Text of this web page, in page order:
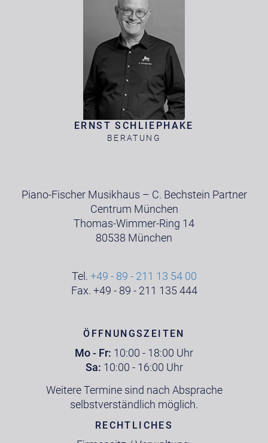
ERNST SCHLIEPHAKE
BERATUNG
Piano-Fischer Musikhaus – C. Bechstein Partner
Centrum München
Thomas-Wimmer-Ring 14
80538 München
Tel. +49 - 89 - 211 13 54 00
Fax. +49 - 89 - 211 135 444
ÖFFNUNGSZEITEN
Mo - Fr: 10:00 - 18:00 Uhr
Sa: 10:00 - 16:00 Uhr
Weitere Termine sind nach Absprache
selbstverständlich möglich.
RECHTLICHES